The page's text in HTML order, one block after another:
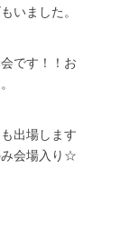
いました。
です！！お
出場します
会場入り☆